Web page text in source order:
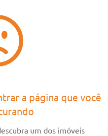
a página que você
um dos imóveis